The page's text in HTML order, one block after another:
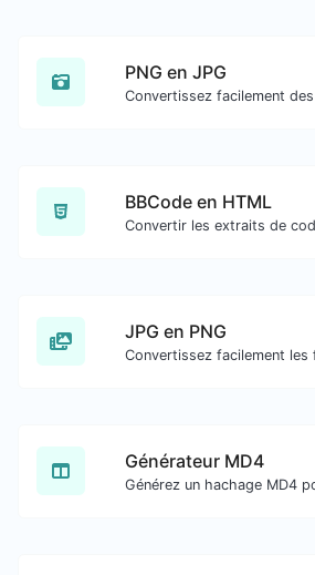
PNG en JPG
BBCode en HTML
JPG en PNG
Générateur MD4